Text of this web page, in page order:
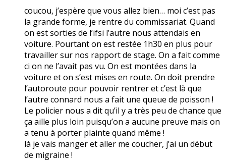
coucou, j’espère que vous allez bien… moi c’est pas
la grande forme, je rentre du commissariat. Quand
on est sorties de l’ifsi l’autre nous attendais en
voiture. Pourtant on est restée 1h30 en plus pour
travailler sur nos rapport de stage. On a fait comme
ci on ne l’avait pas vu. On est montées dans la
voiture et on s’est mises en route. On doit prendre
l’autoroute pour pouvoir rentrer et c’est là que
l’autre connard nous a fait une queue de poisson !
Le policier nous a dit qu’il y a très peu de chance que
ça aille plus loin puisqu’on a aucune preuve mais on
a tenu à porter plainte quand même !
là je vais manger et aller me coucher, j’ai un début
de migraine !